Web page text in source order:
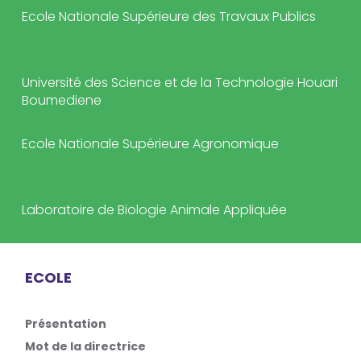
Ecole Nationale Supérieure des Travaux Publics
Université des Science et de la Technologie Houari
Boumediene
Ecole Nationale Supérieure Agronomique
Laboratoire de Biologie Animale Appliquée
ECOLE
Présentation
Mot de la directrice